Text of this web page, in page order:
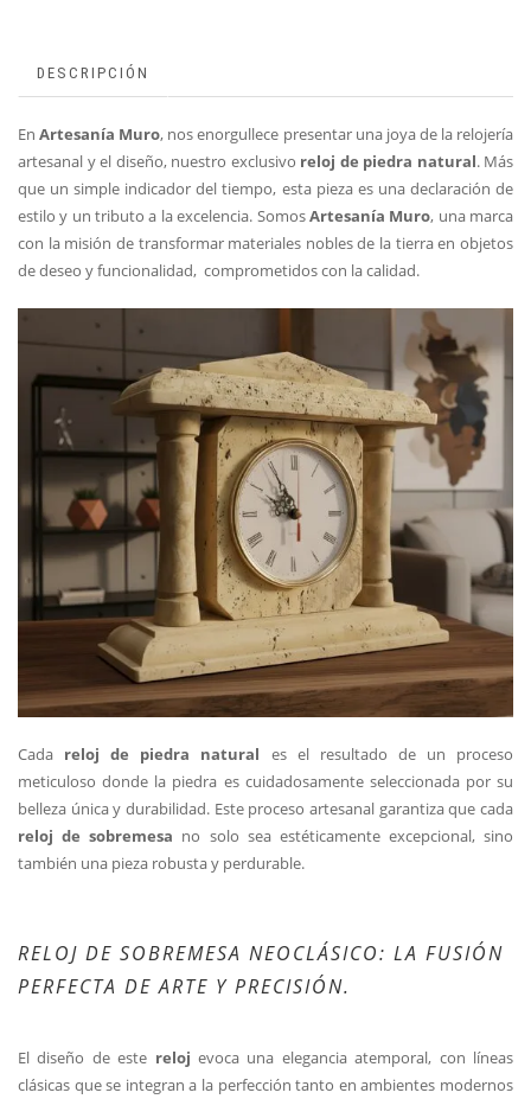
DESCRIPCIÓN
EnArtesanía Muro, nos enorgullece presentar una joya de la relojería
artesanal y el diseño, nuestro exclusivo reloj de piedra natural. Más
que un simple indicador del tiempo, esta pieza es una declaración de
estilo y un tributo a la excelencia. SomosArtesanía Muro, una marca
con la misión de transformar materiales nobles de la tierra en objetos
de deseo y funcionalidad, comprometidos con la calidad.
Cada reloj de piedra natural es el resultado de un proceso
meticuloso donde la piedra es cuidadosamente seleccionada por su
belleza única y durabilidad. Este proceso artesanal garantiza que cada
reloj de sobremesa no solo sea estéticamente excepcional, sino
también una pieza robusta y perdurable.
RELOJ DE SOBREMESA NEOCLÁSICO: LA FUSIÓN
PERFECTA DE ARTE Y PRECISIÓN.
El diseño de este relojevoca una elegancia atemporal, con líneas
clásicas que se integran a la perfección tanto en ambientes modernos